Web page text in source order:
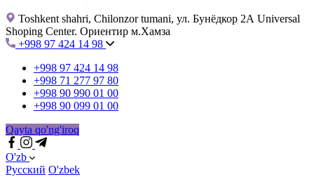
Toshkent shahri, Chilonzor tumani, ул. Бунёдкор 2А Universal
Shoping Center. Ориентир м.Хамза
+998 97 424 14 98
+998 97 424 14 98
+998 71 277 97 80
+998 90 990 01 00
+998 90 099 01 00
Qayta qo'ng'iroq
O'zb
Русский O'zbek